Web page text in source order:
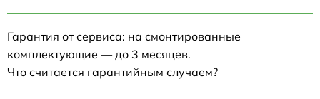
Гарантия от сервиса: на смонтированные
комплектующие — до 3 месяцев.
Что считается гарантийным случаем?